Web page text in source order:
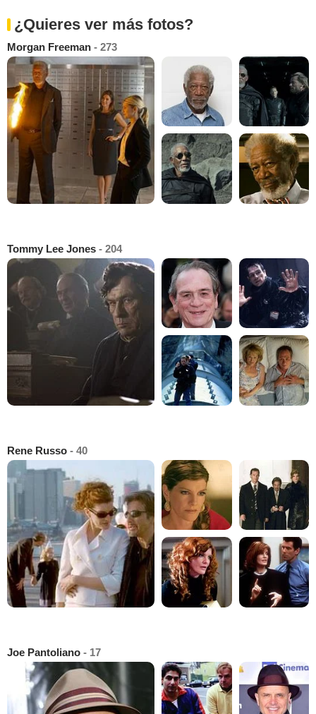
¿Quieres ver más fotos?
Morgan Freeman - 273
Tommy Lee Jones - 204
Rene Russo - 40
Joe Pantoliano - 17